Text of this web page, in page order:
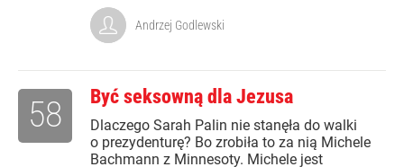
Andrzej Godlewski
Być seksowną dla Jezusa
Dlaczego Sarah Palin nie stanęła do walki
o prezydenturę? Bo zrobiła to za nią Michele
Bachmann z Minnesoty. Michele jest
58